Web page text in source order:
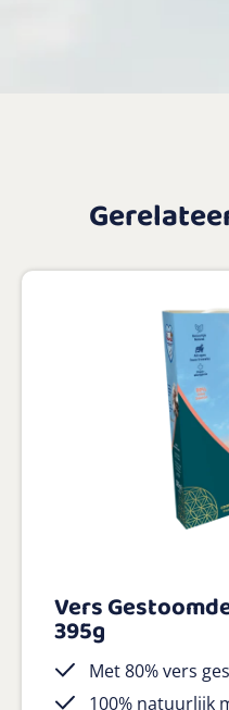
Vers
395g
Met 80% vers
100% natuurlijk